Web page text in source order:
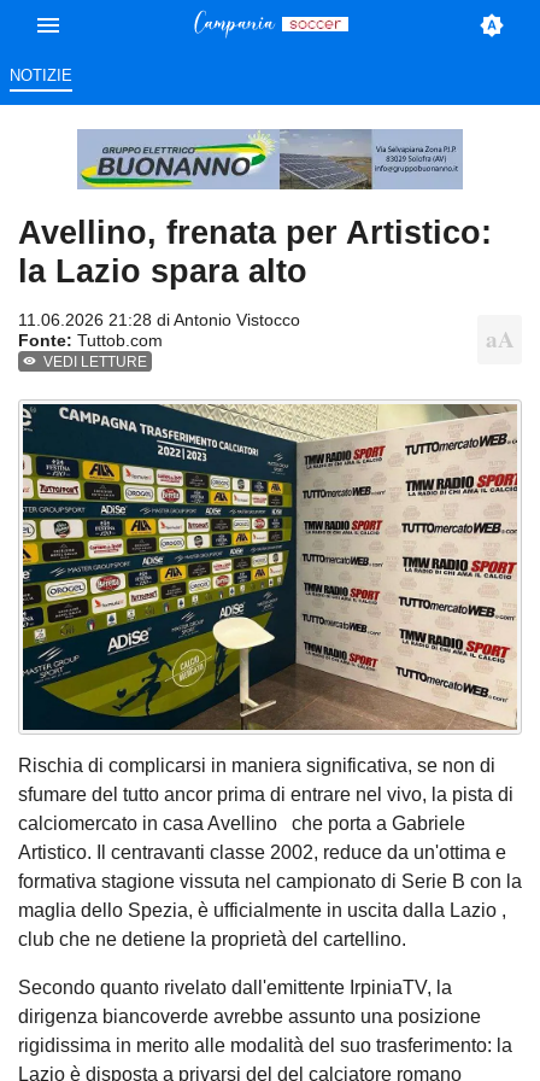
NOTIZIE
Avellino, frenata per Artistico:
la Lazio spara alto
11.06.2026 21:28 diAntonio Vistocco
Fonte: Tuttob.com
VEDI LETTURE
Rischia di complicarsi in maniera significativa, se non di
sfumare del tutto ancor prima di entrare nel vivo, la pista di
calciomercato in casa Avellino che porta a Gabriele
Artistico. Il centravanti classe 2002, reduce da un'ottima e
formativa stagione vissuta nel campionato di Serie B con la
maglia dello Spezia, è ufficialmente in uscita dalla Lazio ,
club che ne detiene la proprietà del cartellino.
Secondo quanto rivelato dall'emittente IrpiniaTV, la
dirigenza biancoverde avrebbe assunto una posizione
rigidissima in merito alle modalità del suo trasferimento: la
Lazio è disposta a privarsi del del calciatore romano